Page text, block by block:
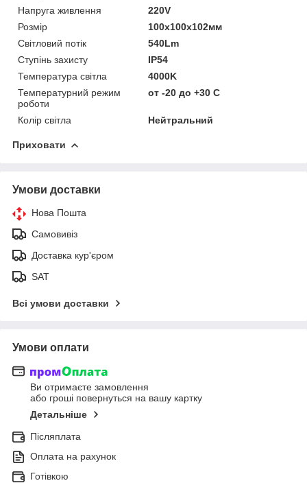
Напруга живлення
220V
Розмір
100х100х102мм
Світловий потік
540Lm
Ступінь захисту
IP54
Температура світла
4000K
Температурний режим
роботи
от -20 до +30 С
Колір світла Нейтральний
Приховати
Умови доставки
Нова Пошта
Самовивіз
Доставка кур'єром
SAT
Всі умови доставки
Умови оплати
Ви отримаєте замовлення
або гроші повернуться на вашу картку
Детальніше
Післяплата
Оплата на рахунок
Готівкою